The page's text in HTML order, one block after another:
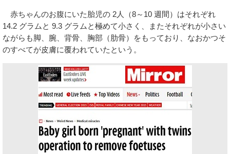
赤ちゃんのお腹にいた胎児の 2人（8～10 週間）はそれぞれ
14.2 グラムと 9.3 グラムと極めて小さく、またそれぞれが小さい
ながらも脚、腕、背骨、胸部（肋骨）をもっており、なおかつそ
のすべてが皮膚に覆われていたという。